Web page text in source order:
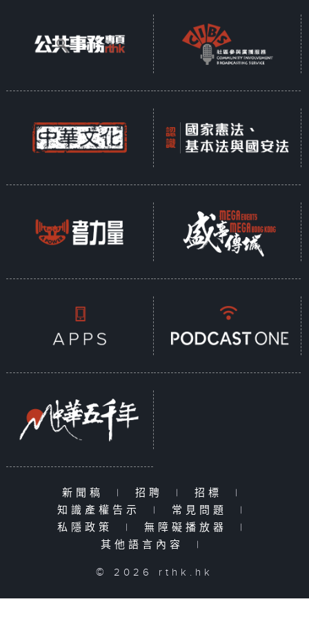
新聞稿 | 招聘 | 招標
|
知識產權告示
| 常見問題
|
私隱政策
| 無障礙播放器
|
其他語言內容
|
© 2026 rthk.hk